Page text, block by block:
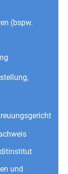
(bspw.
und